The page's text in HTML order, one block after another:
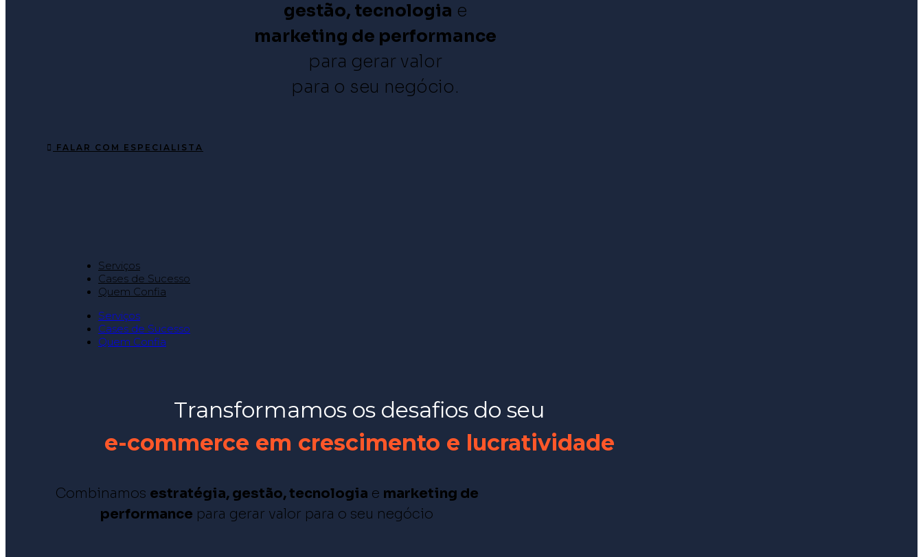
gestão, tecnologia e
marketing de performance
para gerar valor
para o seu negócio.
FALAR COM ESPECIALISTA
Serviços
Cases de Sucesso
Quem Confia
Serviços
Cases de Sucesso
Quem Confia
Transformamos os desafios do seu
e-commerce em crescimento e lucratividade
Combinamos estratégia, gestão, tecnologia e marketing de
performance para gerar valor para o seu negócio